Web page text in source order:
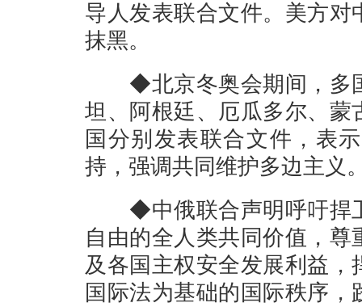
导人发表联合文件。美方
抹黑。
◆北京冬奥会期间，多国
坦、阿根廷、厄瓜多尔、
国分别发表联合文件，表
持，强调共同维护多边主义
◆中俄联合声明呼吁捍卫
自由的全人类共同价值，
及各国主权安全发展利益
国际法为基础的国际秩序